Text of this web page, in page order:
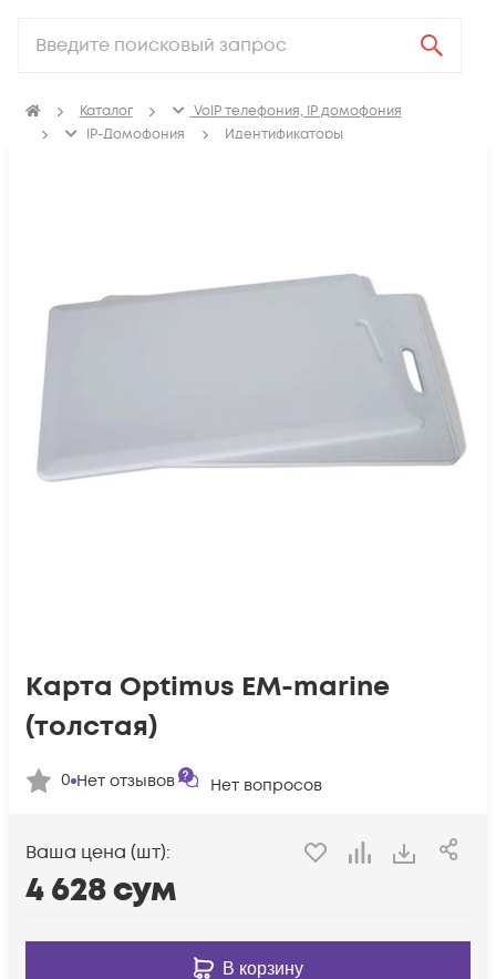
Каталог
VoIP телефония, IP домофония
IP-Домофония
Идентификаторы
Карта Optimus EM-marine
(толстая)
0 Нет отзывов Нет вопросов
Ваша цена (шт):
4 628сум
В корзину